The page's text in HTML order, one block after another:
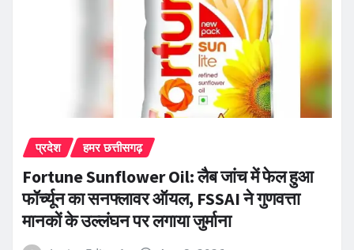
प्रदेश हमर छत्तीसगढ़
Fortune Sunflower Oil: लैब जांच में फेल हुआ
फॉर्च्यून का सनफ्लावर ऑयल, FSSAI ने गुणवत्ता
मानकों के उल्लंघन पर लगाया जुर्माना